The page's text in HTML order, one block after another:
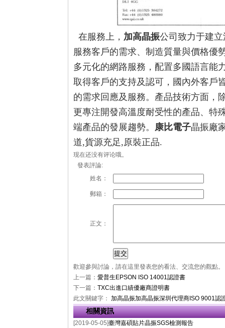
在服務上， 加高晶振公司致力于建
服務客戶的需求、制造質量與價格優
多元化的網路服務，配置多國語言能
取得客戶的支持及認可，國內外客戶
的需求回應及服務。產品技術方面，
更專注開發高溫度耐受性的產品、特
端產品的發展趨勢。 康比電子晶振廠
道,貨源充足,原裝正品.
现在还没有评论哦。
發表評論:
姓名：
郵箱：
正文：
歡迎參與討論，請在這里發表您的看法、交流您的觀點。
上一篇： 愛普生EPSON ISO 14001認證書
下一篇： TXC出進口績優廠商證明書
此文關鍵字： 加高晶振加高晶振深圳代理商 ISO 9001認
相關資訊
[2019-05-05]臺灣嘉碩貼片晶振SGS檢測報告